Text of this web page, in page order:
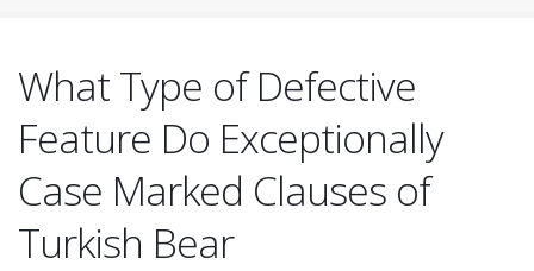
What Type of Defective
Feature Do Exceptionally
Case Marked Clauses of
Turkish Bear